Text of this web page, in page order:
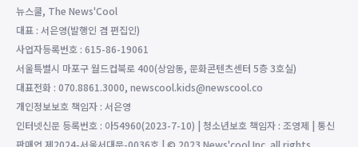
뉴스쿨, The News'Cool
대표 : 서은영(발행인 겸 편집인)
사업자등록번호 : 615-86-19061
서울특별시 마포구 월드컵북로 400(상암동, 문화콘텐츠센터 5층 3호실)
대표전화 : 070.8861.3000, newscool.kids@newscool.co
개인정보보호 책임자 : 서은영
인터넷신문 등록번호 : 아54960(2023-7-10) | 청소년보호 책임자 : 조영제 | 통신